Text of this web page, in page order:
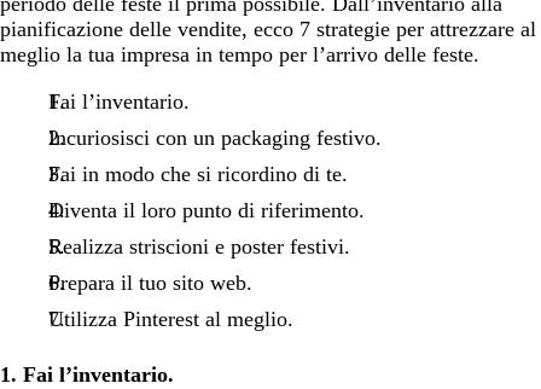
pianificazione delle vendite, ecco 7 strategie per attrezzare al
meglio la tua impresa in tempo per l’arrivo delle feste.
Fai l’inventario.
Incuriosisci con un packaging festivo.
Fai in modo che si ricordino di te.
Diventa il loro punto di riferimento.
Realizza striscioni e poster festivi.
Prepara il tuo sito web.
Utilizza Pinterest al meglio.
1. Fai l’inventario.